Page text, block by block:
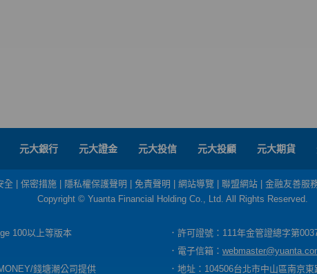
元大銀行 元大證金 元大投信 元大投顧 元大期貨
全 保密措施 隱私權保護聲明 免責聲明 網站導覽 聯盟網站
金融友善服
Copyright © Yuanta Financial Holding Co., Ltd. All Rights Reserved.
100以上等版本
．許可證號：111年金管證總字第
．電子信箱：
錢塘潮公司提供
．地址：104506台北市中山區南京